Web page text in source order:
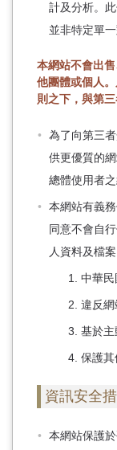
計及分析。
並非特定單
本網站不會出
他團體或個人
則之下，與第三
為了向第三
供更優質的
總體使用者之
本網站有義
同意不會自
人資料及檔
中華民
違反網
基於主
保護其
資訊安全
本網站保護